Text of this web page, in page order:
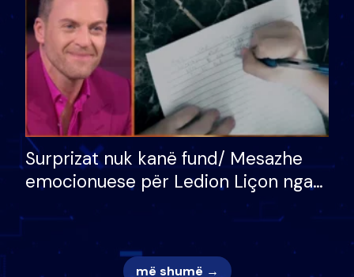
Surprizat nuk kanë fund/ Mesazhe
emocionuese për Ledion Liçon nga
nëna dhe fëmijët e tij, moderatori
nuk i mban dot lotët: Nuk meritoj…
më shumë →